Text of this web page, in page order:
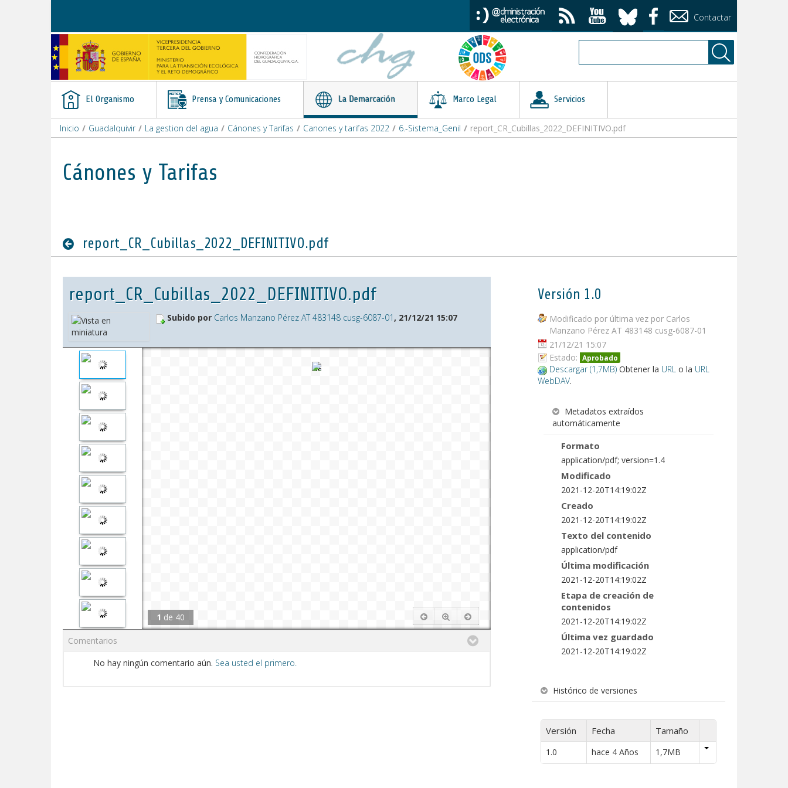
Contactar
El Organismo Prensa y Comunicaciones La Demarcación Marco Legal Servicios
Inicio / Guadalquivir / La gestion del agua / Cánones y Tarifas / Canones y tarifas 2022 / 6.-Sistema_Genil / report_CR_Cubillas_2022_DEFINITIVO.pdf
Cánones y Tarifas
report_CR_Cubillas_2022_DEFINITIVO.pdf
report_CR_Cubillas_2022_DEFINITIVO.pdf
Subido por Carlos Manzano Pérez AT 483148 cusg-6087-01 , 21/12/21 15:07
1 de 40
Comentarios
No hay ningún comentario aún. Sea usted el primero.
Versión 1.0
Modificado por última vez por Carlos
Manzano Pérez AT 483148 cusg-6087-01
21/12/21 15:07
Estado: Aprobado
Descargar (1,7MB) Obtener la URLo la URL
WebDAV.
Metadatos extraídos
automáticamente
Formato
application/pdf; version=1.4
Modificado
2021-12-20T14:19:02Z
Creado
2021-12-20T14:19:02Z
Texto del contenido
application/pdf
Última modificación
2021-12-20T14:19:02Z
Etapa de creación de
contenidos
2021-12-20T14:19:02Z
Última vez guardado
2021-12-20T14:19:02Z
Histórico de versiones
Versión Fecha Tamaño
1.0 hace 4 Años 1,7MB